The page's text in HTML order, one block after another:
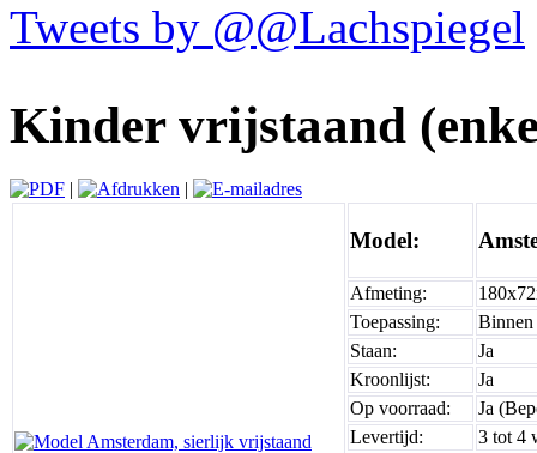
Tweets by @@Lachspiegel
Kinder vrijstaand
| |
Model:
Afmeting:
Toepassing:
Staan:
Ja
Kroonlijst:
Ja
Op voorraad:
Ja
Levertijd:
3 tot 4